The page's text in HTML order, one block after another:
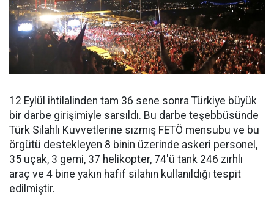
12 Eylül ihtilalinden tam 36 sene sonra Türkiye büyük
bir darbe girişimiyle sarsıldı. Bu darbe teşebbüsünde
Türk Silahlı Kuvvetlerine sızmış FETÖ mensubu ve bu
örgütü destekleyen 8 binin üzerinde askeri personel,
35 uçak, 3 gemi, 37 helikopter, 74'ü tank 246 zırhlı
araç ve 4 bine yakın hafif silahın kullanıldığı tespit
edilmiştir.